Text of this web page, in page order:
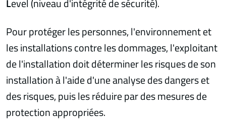
Level (niveau d'intégrité de sécurité).
Pour protéger les personnes, l'environnement et
les installations contre les dommages, l'exploitant
de l'installation doit déterminer les risques de son
installation à l'aide d'une analyse des dangers et
des risques, puis les réduire par des mesures de
protection appropriées.